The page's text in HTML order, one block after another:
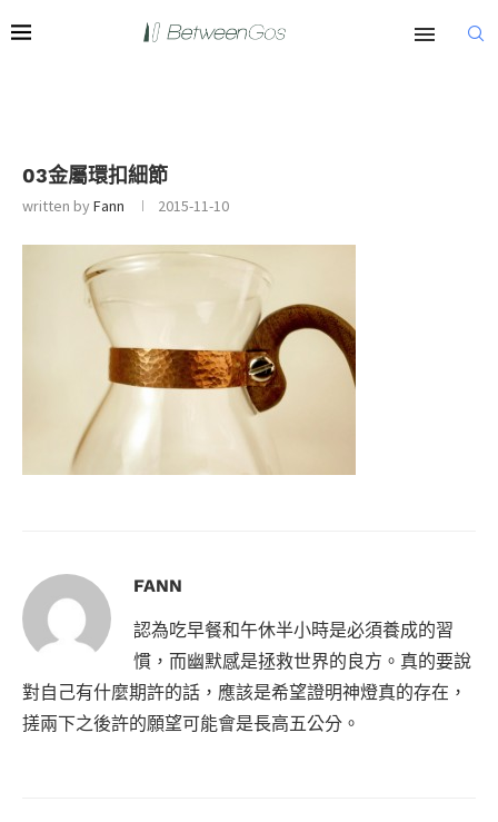
03金屬環扣細節
written byFann 2015-11-10
FANN
認為吃早餐和午休半小時是必須養成的習
慣，而幽默感是拯救世界的良方。真的要說
對自己有什麼期許的話，應該是希望證明神燈真的存在，
搓兩下之後許的願望可能會是長高五公分。